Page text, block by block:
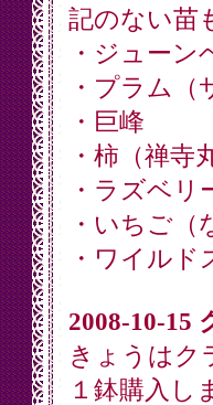
記のない苗
・ジュー
・プラム（
・巨峰
・柿（禅寺
・ラズベリ
・いちご（
・ワイルド
2008-10-15
きょうはク
１鉢購入し